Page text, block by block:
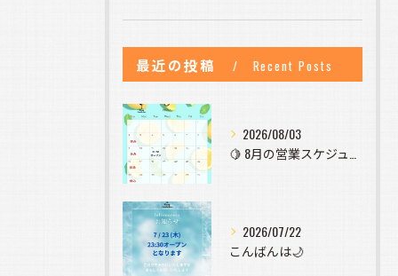
最近の投稿 Recent Posts
2026/08/03
2026/07/22
こんばんは🌙